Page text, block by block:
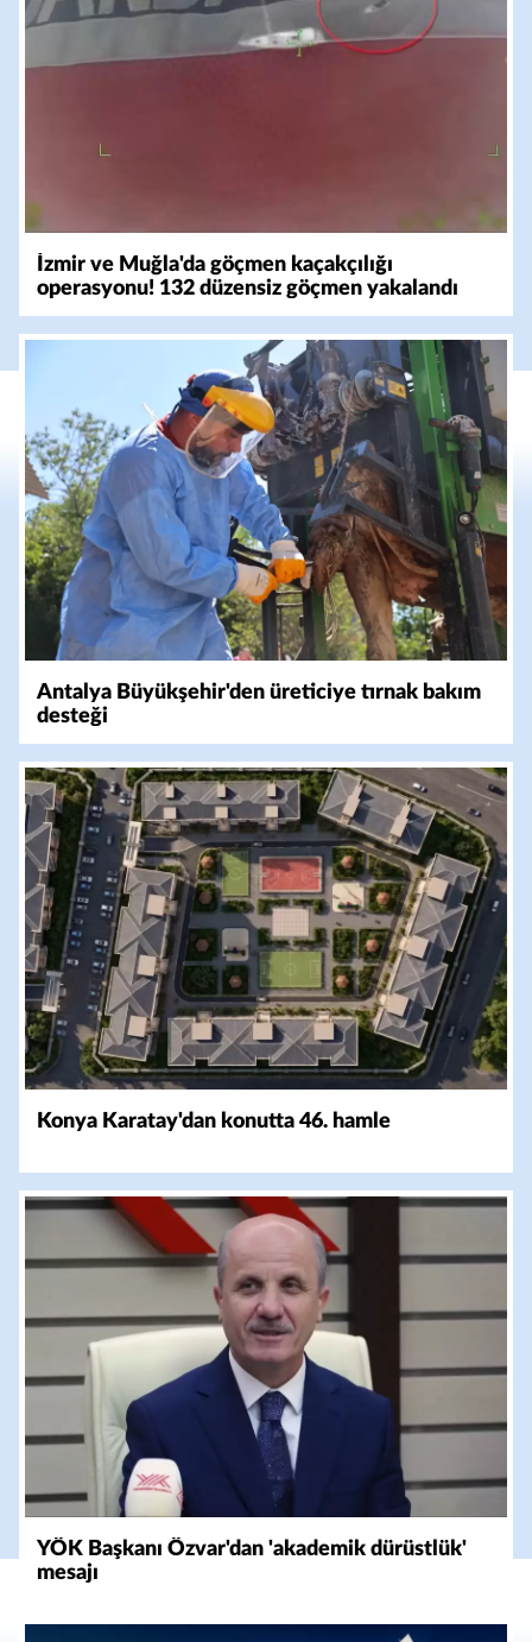
İzmir ve Muğla'da göçmen kaçakçılığı
operasyonu! 132 düzensiz göçmen yakalandı
Antalya Büyükşehir'den üreticiye tırnak bakım
desteği
Konya Karatay'dan konutta 46. hamle
YÖK Başkanı Özvar'dan 'akademik dürüstlük'
mesajı